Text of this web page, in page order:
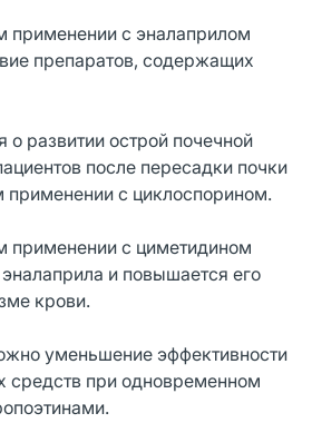
применении с эналаприлом
препаратов, содержащих
развитии острой почечной
после пересадки почки
с циклоспорином.
применении с циметидином
и повышается его
крови.
уменьшение эффективности
средств при одновременном